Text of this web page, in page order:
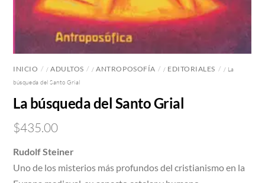
INICIO /ADULTOS /ANTROPOSOFÍA / EDITORIALES
/ La
búsqueda del Santo Grial
La búsqueda del Santo Grial
$435.00
Rudolf Steiner
Uno de los misterios más profundos del cristianismo en la